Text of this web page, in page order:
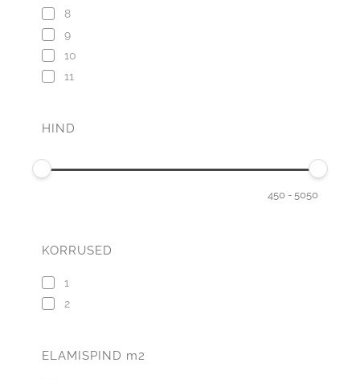
8
9
10
11
HIND
450 - 5050
KORRUSED
1
2
ELAMISPIND m2